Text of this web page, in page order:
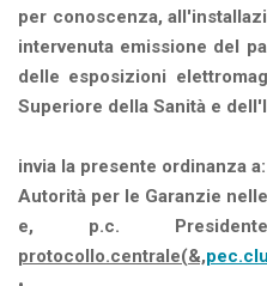
per conoscenza,
intervenuta emissione del
delle esposizioni
Superiore della Sanità e
invia la presente ordinanza a:
Autorità per le Garanzie
e, p.c.
protocollo.centrale(&,